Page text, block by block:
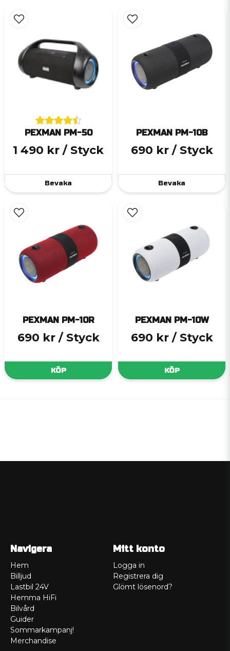
PEXMAN PM-50
1 490 kr / Styck
Bevaka
PEXMAN PM-10B
690 kr / Styck
Bevaka
PEXMAN PM-10R
690 kr / Styck
KÖP
PEXMAN PM-10W
690 kr / Styck
KÖP
Navigera
Hem
Billjud
Lastbil 24V
Hemma HiFi
Bilvård
Guider
Sommarkampanj!
Merchandise
Mitt konto
Logga in
Registrera dig
Glömt lösenord?